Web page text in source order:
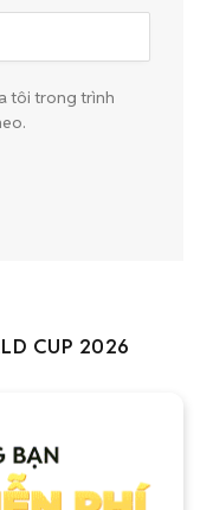
tôi trong trình
CUP 2026